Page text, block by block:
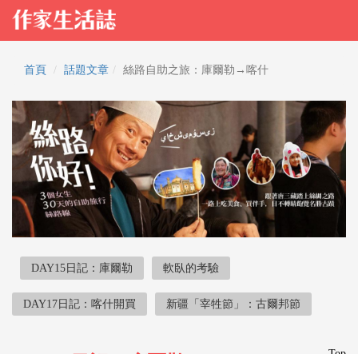
首頁 話題文章 絲路自助之旅：庫爾勒→喀什
DAY15日記：庫爾勒 軟臥的考驗
DAY17日記：喀什開買 新疆「宰牲節」：古爾邦節